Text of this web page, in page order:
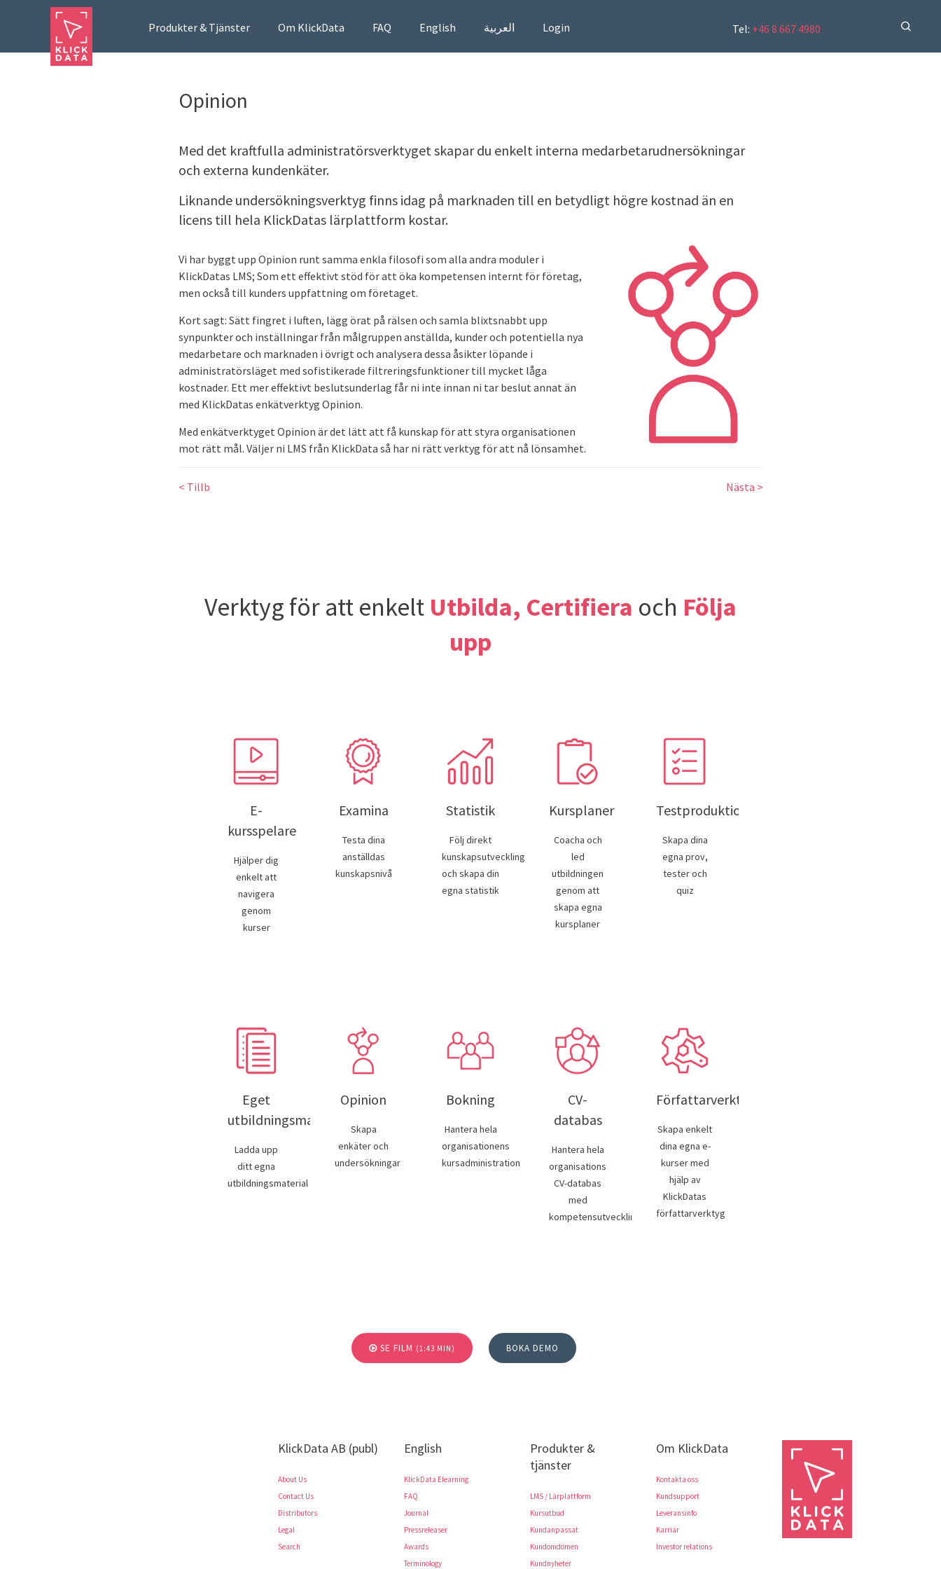
Produkter & Tjänster Om KlickData FAQ English العربية Login Tel: +46 8 667 4980
Opinion
Med det kraftfulla administratörsverktyget skapar du enkelt interna medarbetarudnersökningar
och externa kundenkäter.
Liknande undersökningsverktyg finns idag på marknaden till en betydligt högre kostnad än en
licens till hela KlickDatas lärplattform kostar.
Vi har byggt upp Opinion runt samma enkla filosofi som alla andra moduler i
KlickDatas LMS; Som ett effektivt stöd för att öka kompetensen internt för företag,
men också till kunders uppfattning om företaget.
Kort sagt: Sätt fingret i luften, lägg örat på rälsen och samla blixtsnabbt upp
synpunkter och inställningar från målgruppen anställda, kunder och potentiella nya
medarbetare och marknaden i övrigt och analysera dessa åsikter löpande i
administratörsläget med sofistikerade filtreringsfunktioner till mycket låga
kostnader. Ett mer effektivt beslutsunderlag får ni inte innan ni tar beslut annat än
med KlickDatas enkätverktyg Opinion.
Med enkätverktyget Opinion är det lätt att få kunskap för att styra organisationen
mot rätt mål. Väljer ni LMS från KlickData så har ni rätt verktyg för att nå lönsamhet.
< Tillb Nästa >
Verktyg för att enkelt Utbilda, Certifiera och Följa
upp
E-
kursspelare
Hjälper dig
enkelt att
navigera
genom
kurser
Examina
Testa dina
anställdas
kunskapsnivå
Statistik
Följ direkt
kunskapsutvecklingen
och skapa din
egna statistik
Kursplaner
Coacha och
led
utbildningen
genom att
skapa egna
kursplaner
Testproduktion
Skapa dina
egna prov,
tester och
quiz
Eget
utbildningsmaterial
Ladda upp
ditt egna
utbildningsmaterial
Opinion
Skapa
enkäter och
undersökningar
Bokning
Hantera hela
organisationens
kursadministration
CV-
databas
Hantera hela
organisations
CV-databas
med
kompetensutveckling
Författarverktyg
Skapa enkelt
dina egna e-
kurser med
hjälp av
KlickDatas
författarverktyg
SE FILM (1:43 MIN) BOKA DEMO
KlickData AB (publ)
About Us
Contact Us
Distributors
Legal
Search
English
KlickData Elearning
FAQ
Journal
Pressreleaser
Awards
Terminology
Produkter &
tjänster
LMS / Lärplattform
Kursutbud
Kundanpassat
Kundomdömen
Kundnyheter
Om KlickData
Kontakta oss
Kundsupport
Leveransinfo
Karriär
Investor relations